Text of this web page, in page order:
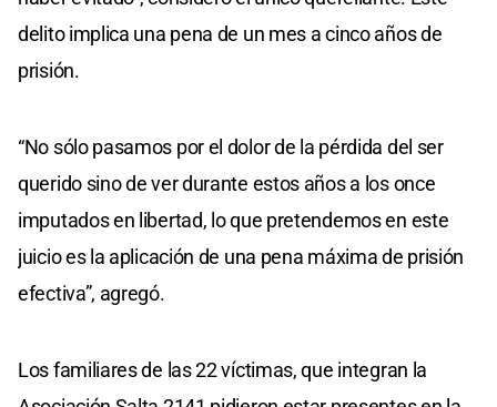
delito implica una pena de un mes a cinco años de
prisión.
“No sólo pasamos por el dolor de la pérdida del ser
querido sino de ver durante estos años a los once
imputados en libertad, lo que pretendemos en este
juicio es la aplicación de una pena máxima de prisión
efectiva”, agregó.
Los familiares de las 22 víctimas, que integran la